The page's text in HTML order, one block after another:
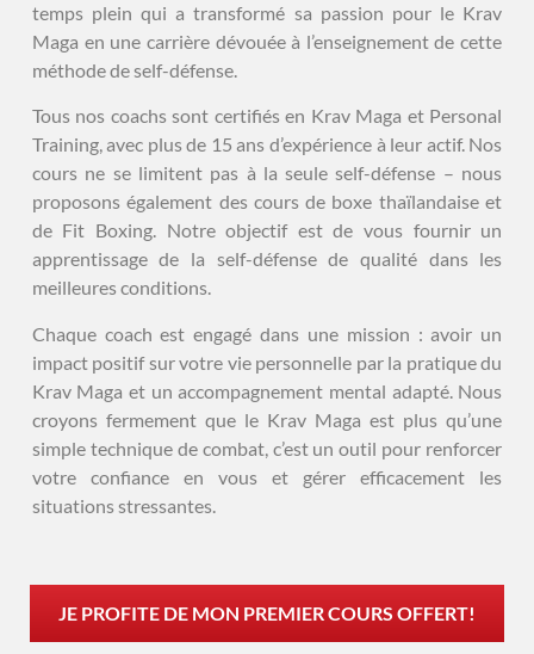
temps plein qui a transformé sa passion pour le Krav
Maga en une carrière dévouée à l’enseignement de cette
méthode de self-défense.
Tous nos coachs sont certifiés en Krav Maga et Personal
Training, avec plus de 15 ans d’expérience à leur actif. Nos
cours ne se limitent pas à la seule self-défense – nous
proposons également des cours de boxe thaïlandaise et
de Fit Boxing. Notre objectif est de vous fournir un
apprentissage de la self-défense de qualité dans les
meilleures conditions.
Chaque coach est engagé dans une mission : avoir un
impact positif sur votre vie personnelle par la pratique du
Krav Maga et un accompagnement mental adapté. Nous
croyons fermement que le Krav Maga est plus qu’une
simple technique de combat, c’est un outil pour renforcer
votre confiance en vous et gérer efficacement les
situations stressantes.
JE PROFITE DE MON PREMIER COURS OFFERT!